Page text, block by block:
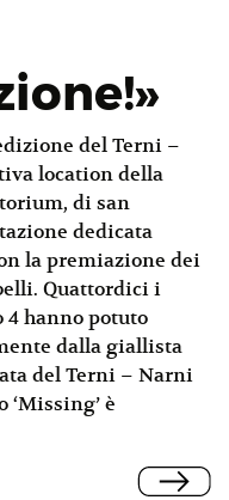
del Terni –
location della
di san
dedicata
la premiazione dei
Quattordici i
hanno potuto
dalla giallista
del Terni – Narni
‘Missing’ è